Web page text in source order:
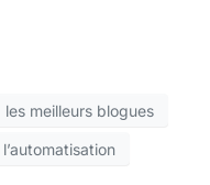
les meilleurs blogues